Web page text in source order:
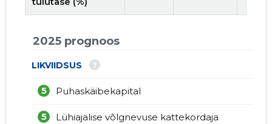
2025 prognoos
LIKVIIDSUS ?
Puhaskäibekapital
5
Lühiajalise võlgnevuse kattekordaja
5